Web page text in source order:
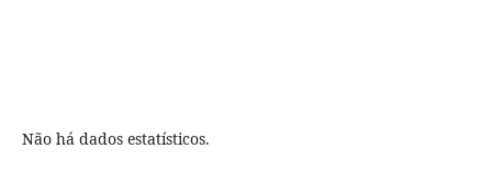
Não há dados estatísticos.